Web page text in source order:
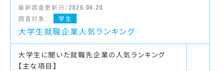
最新調査更新日： 2026.04.20
調査対象：
学生
大学生就職企業人気ランキング
大学生に聞いた就職先企業の人気ランキング
【主な項目】